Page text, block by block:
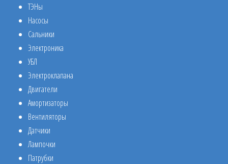
ТЭНы
Насосы
Сальники
Электроника
УБЛ
Электроклапана
Двигатели
Амортизаторы
Вентиляторы
Датчики
Лампочки
Патрубки